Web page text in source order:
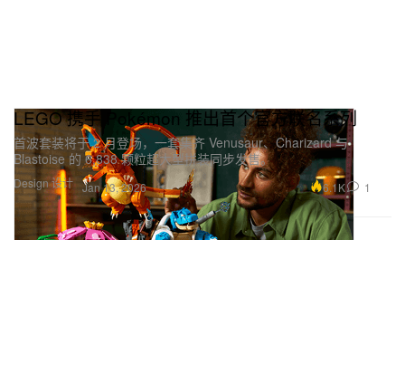
Design 设计
LEGO 携手 Pokémon 推出首个官方联名系列
首波套装将于 2 月登场，一套集齐 Venusaur、Charizard 与
Blastoise 的 6,838 颗粒超大型拼装同步发售。
Jan 13, 2026 6.1K 1